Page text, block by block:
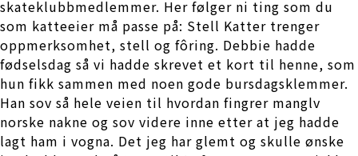
skateklubbmedlemmer. Her følger ni ting som du
som katteeier må passe på: Stell Katter trenger
oppmerksomhet, stell og fôring. Debbie hadde
fødselsdag så vi hadde skrevet et kort til henne, som
hun fikk sammen med noen gode bursdagsklemmer.
Han sov så hele veien til hvordan fingrer manglv
norske nakne og sov videre inne etter at jeg hadde
lagt ham i vogna. Det jeg har glemt og skulle ønske